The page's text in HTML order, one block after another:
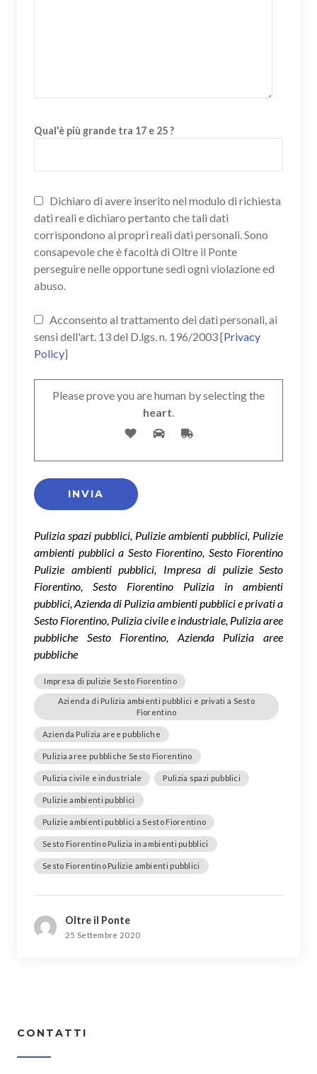
Qual'è più grande tra 17 e 25 ?
Dichiaro di avere inserito nel modulo di richiesta
dati reali e dichiaro pertanto che tali dati
corrispondono ai propri reali dati personali. Sono
consapevole che è facoltà di Oltre il Ponte
perseguire nelle opportune sedi ogni violazione ed
abuso.
Acconsento al trattamento dei dati personali, ai
sensi dell'art. 13 del D.lgs. n. 196/2003 [Privacy
Policy]
Please prove you are human by selecting the
heart.
Pulizia spazi pubblici, Pulizie ambienti pubblici, Pulizie
ambienti pubblici a Sesto Fiorentino, Sesto Fiorentino
Pulizie ambienti pubblici, Impresa di pulizie Sesto
Fiorentino, Sesto Fiorentino Pulizia in ambienti
pubblici, Azienda di Pulizia ambienti pubblici e privati a
Sesto Fiorentino, Pulizia civile e industriale, Pulizia aree
pubbliche Sesto Fiorentino, Azienda Pulizia aree
pubbliche
Impresa di pulizie Sesto Fiorentino
Azienda di Pulizia ambienti pubblici e privati a Sesto
Fiorentino
Azienda Pulizia aree pubbliche
Pulizia aree pubbliche Sesto Fiorentino
Pulizia civile e industriale Pulizia spazi pubblici
Pulizie ambienti pubblici
Pulizie ambienti pubblici a Sesto Fiorentino
Sesto Fiorentino Pulizia in ambienti pubblici
Sesto Fiorentino Pulizie ambienti pubblici
Oltre il Ponte
25 Settembre 2020
CONTATTI